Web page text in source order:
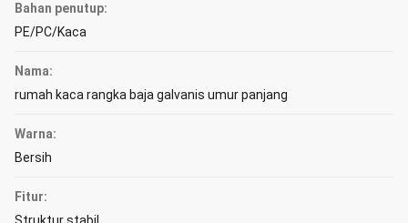
Bahan penutup:
PE/PC/Kaca
Nama:
rumah kaca rangka baja galvanis umur panjang
Warna:
Bersih
Fitur: